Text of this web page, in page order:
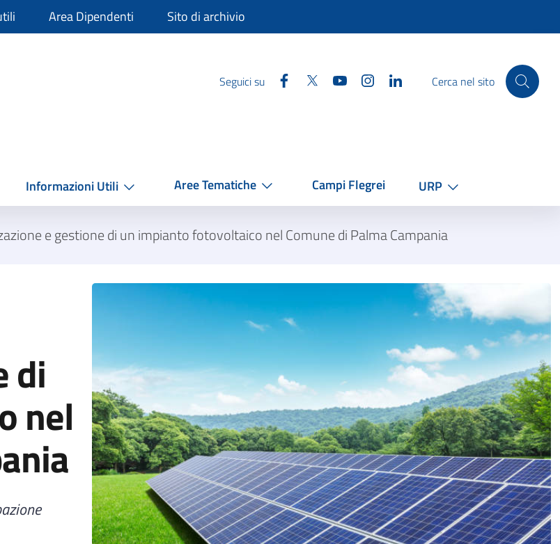
Area Dipendenti Sito di archivio
Seguici su Facebook
Twitter YouTube InstagramLinkedinCerca nel sito
Informazioni Utili Aree Tematiche Campi Flegrei URP
e gestione di un impianto fotovoltaico nel Comune di Palma Campania
di
nel